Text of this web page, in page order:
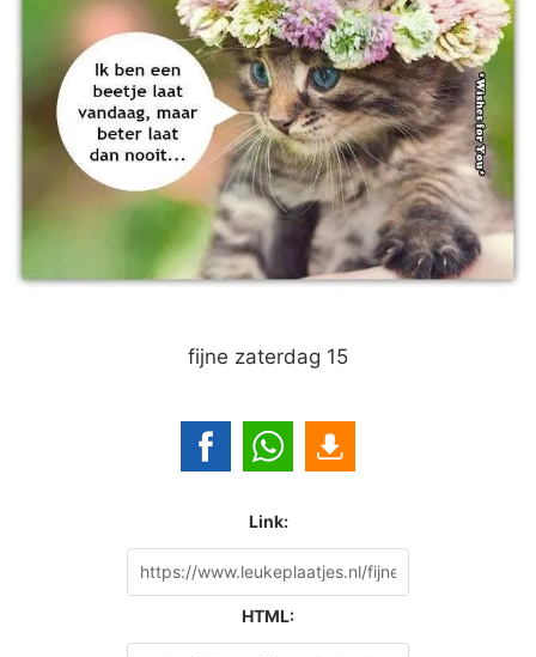
fijne zaterdag 15
Link:
HTML: